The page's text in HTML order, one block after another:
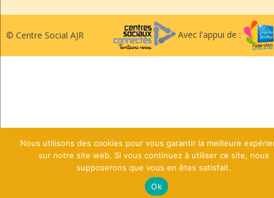
© Centre Social AJR Avec l'appui de :
Nous utilisons des cookies pour vous garantir la meilleure
sur notre site web. Si vous continuez à utiliser ce site, nous
supposerons que vous en êtes satisfait.
Ok